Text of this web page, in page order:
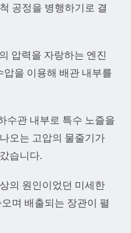
공정을 병행하기로 결
압력을 자랑하는 엔진
압을 이용해 배관 내부를
수관 내부로 특수 노즐을
오는 고압의 물줄기가
습니다.
의 원인이었던 미세한
며 배출되는 장관이 펼